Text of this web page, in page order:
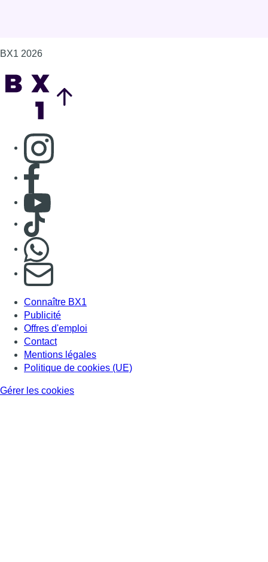
BX1 2026
Consulter page Instagram
Consulter page Facebook
Consulter Youtube
Consulter TikTok
S'abonner à notre newsletter
Connaître BX1
Publicité
Offres d'emploi
Contact
Mentions légales
Politique de cookies (UE)
Gérer les cookies